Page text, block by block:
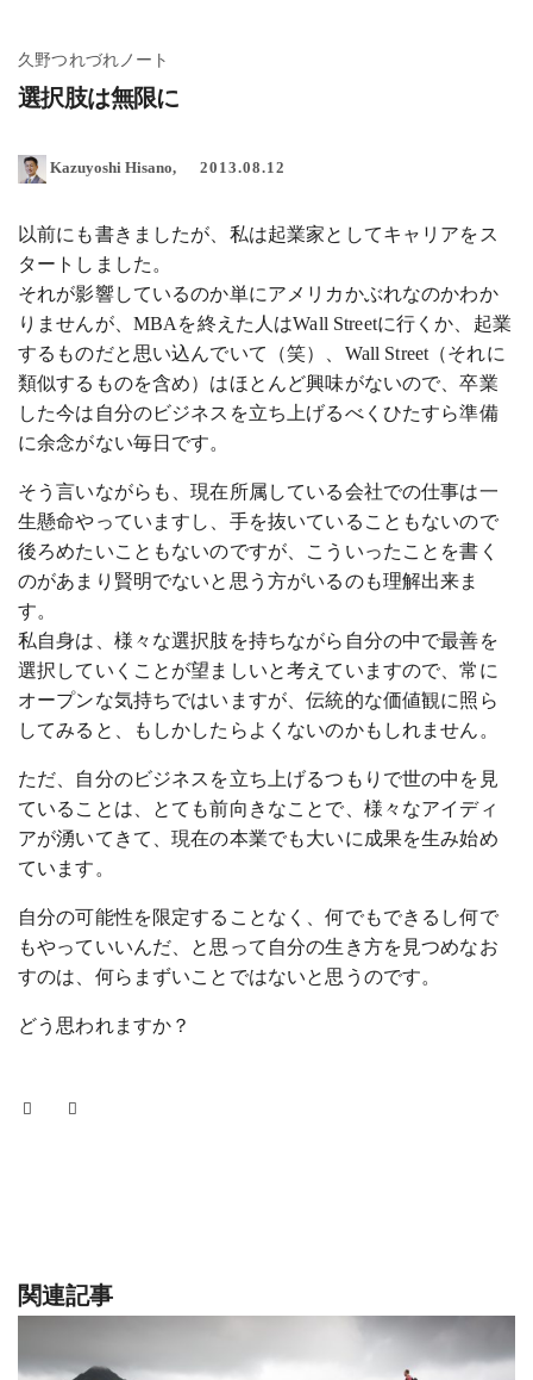
久野つれづれノート
選択肢は無限に
Kazuyoshi Hisano 2013.08.12
以前にも書きましたが、私は起業家としてキャリアをス
タートしました。
それが影響しているのか単にアメリカかぶれなのかわか
りませんが、MBAを終えた人はWall Streetに行くか、起業
するものだと思い込んでいて（笑）、Wall Street（それに
類似するものを含め）はほとんど興味がないので、卒業
した今は自分のビジネスを立ち上げるべくひたすら準備
に余念がない毎日です。
そう言いながらも、現在所属している会社での仕事は一
生懸命やっていますし、手を抜いていることもないので
後ろめたいこともないのですが、こういったことを書く
のがあまり賢明でないと思う方がいるのも理解出来ま
す。
私自身は、様々な選択肢を持ちながら自分の中で最善を
選択していくことが望ましいと考えていますので、常に
オープンな気持ちではいますが、伝統的な価値観に照ら
してみると、もしかしたらよくないのかもしれません。
ただ、自分のビジネスを立ち上げるつもりで世の中を見
ていることは、とても前向きなことで、様々なアイディ
アが湧いてきて、現在の本業でも大いに成果を生み始め
ています。
自分の可能性を限定することなく、何でもできるし何で
もやっていいんだ、と思って自分の生き方を見つめなお
すのは、何らまずいことではないと思うのです。
どう思われますか？
関連記事